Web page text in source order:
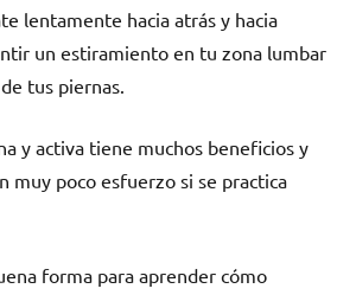
lentamente hacia atrás y hacia
un estiramiento en tu zona lumbar
tus piernas.
y activa tiene muchos beneficios y
muy poco esfuerzo si se practica
forma para aprender cómo